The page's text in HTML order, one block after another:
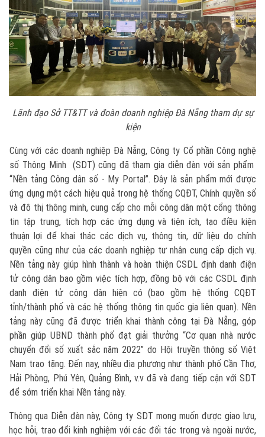
Lãnh đạo Sở TT&TT và đoàn doanh nghiệp Đà Nẵng tham dự sự
kiện
Cùng với các doanh nghiệp Đà Nẵng, Công ty Cổ phần Công nghệ
số Thông Minh (SDT) cũng đã tham gia diễn đàn với sản phẩm
“Nền tảng Công dân số - My Portal”. Đây là sản phẩm mới được
ứng dụng một cách hiệu quả trong hệ thống CQĐT, Chính quyền số
và đô thị thông minh, cung cấp cho mỗi công dân một cổng thông
tin tập trung, tích hợp các ứng dụng và tiện ích, tạo điều kiện
thuận lợi để khai thác các dịch vụ, thông tin, dữ liệu do chính
quyền cũng như của các doanh nghiệp tư nhân cung cấp dịch vụ.
Nền tảng này giúp hình thành và hoàn thiện CSDL định danh điện
tử công dân bao gồm việc tích hợp, đồng bộ với các CSDL định
danh điện tử công dân hiện có (bao gồm hệ thống CQĐT
tỉnh/thành phố và các hệ thống thông tin quốc gia liên quan). Nền
tảng này cũng đã được triển khai thành công tại Đà Nẵng, góp
phần giúp UBND thành phố đạt giải thưởng “Cơ quan nhà nước
chuyển đổi số xuất sắc năm 2022” do Hội truyền thông số Việt
Nam trao tặng. Đến nay, nhiều địa phương như thành phố Cần Thơ,
Hải Phòng, Phú Yên, Quảng Bình, v.v đã và đang tiếp cận với SDT
để sớm triển khai Nền tảng này.
Thông qua Diễn đàn này, Công ty SDT mong muốn được giao lưu,
học hỏi, trao đổi kinh nghiệm với các đối tác trong và ngoài nước,